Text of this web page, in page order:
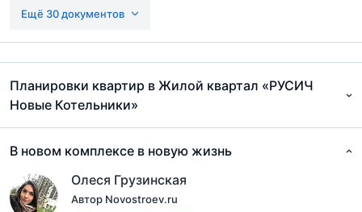
kotelniki_proekt_declr_korp3
Проектная декларация, к.2 от 03.11.2017
pdf, 6Мб
Проектная декларация, к.3 от 03.11.2017
pdf, 7.3Мб
Проектная декларация, к.6 от 03.11.2017
Ещё 30 документов
Планировки квартир в Жилой квартал «РУСИЧ
Новые Котельники»
В новом комплексе в новую жизнь
Олеся Грузинская
Автор Novostroev.ru